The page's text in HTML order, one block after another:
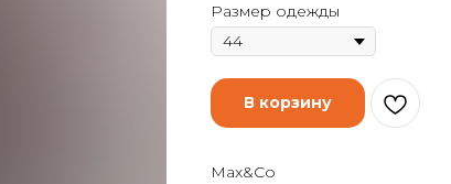
Размер одежды
В корзину
Max&Co